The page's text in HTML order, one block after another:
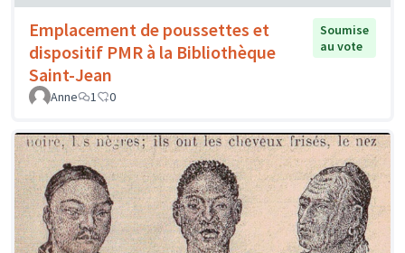
Emplacement de poussettes et
dispositif PMR à la Bibliothèque
Saint-Jean
Soumise
au vote
Anne 1 0